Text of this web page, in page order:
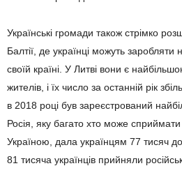
Українські громади також стрімко
Балтії, де українці можуть заробляти
своїй країні. У Литві вони є
жителів, і їх число за останній рік
в 2018 році був зареєстрований
Росія, яку багато хто може
Україною, дала українцям 77 тисяч
81 тисяча українців прийняли